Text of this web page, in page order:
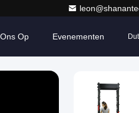
Op Evenementen